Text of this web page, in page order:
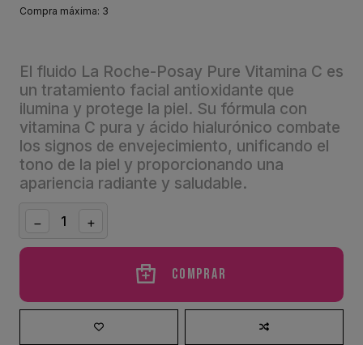
Compra máxima: 3
El fluido La Roche-Posay Pure Vitamina C es
un tratamiento facial antioxidante que
ilumina y protege la piel. Su fórmula con
vitamina C pura y ácido hialurónico combate
los signos de envejecimiento, unificando el
tono de la piel y proporcionando una
apariencia radiante y saludable.
Comprar